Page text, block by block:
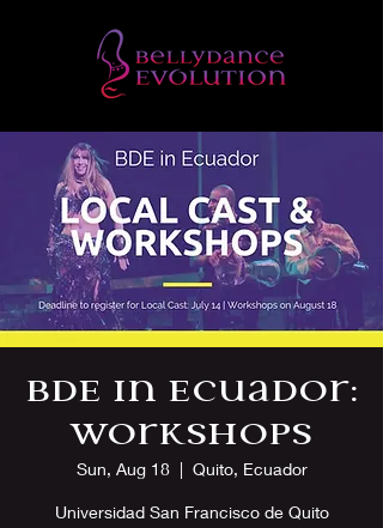
BDE in Ecuador:
Workshops
Sun, Aug 18
  |
Quito, Ecuador
Universidad San Francisco de Quito